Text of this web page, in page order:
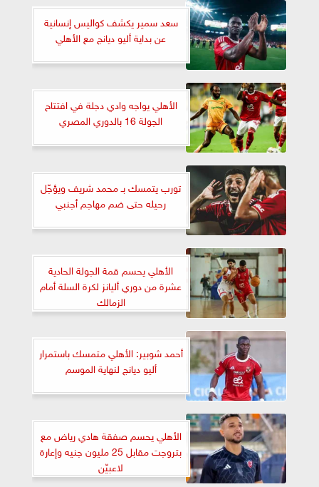
سعد سمير يكشف كواليس إنسانية
عن بداية أليو ديانج مع الأهلي
الأهلي يواجه وادي دجلة في افتتاح
الجولة 16 بالدوري المصري
تورب يتمسك بـ محمد شريف ويؤجّل
رحيله حتى ضم مهاجم أجنبي
الأهلي يحسم قمة الجولة الحادية
عشرة من دوري أليانز لكرة السلة أمام
الزمالك
أحمد شوبير: الأهلي متمسك باستمرار
أليو ديانج لنهاية الموسم
الأهلي يحسم صفقة هادي رياض مع
بتروجت مقابل 25 مليون جنيه وإعارة
لاعبيّن